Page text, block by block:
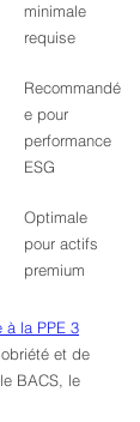
minimale
requise
Recommandé
e pour
performance
ESG
Optimale
pour actifs
premium
à la PPE 3
et de
BACS, le